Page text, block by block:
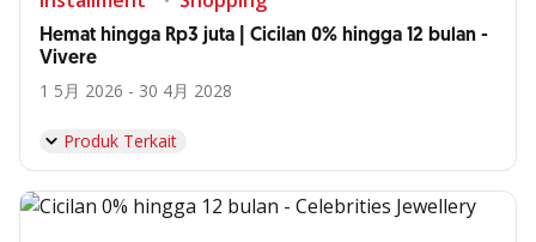
Hemat hingga Rp3 juta | Cicilan 0% hingga 12 bulan -
Vivere
1 5月 2026 - 30 4月 2028
Produk Terkait